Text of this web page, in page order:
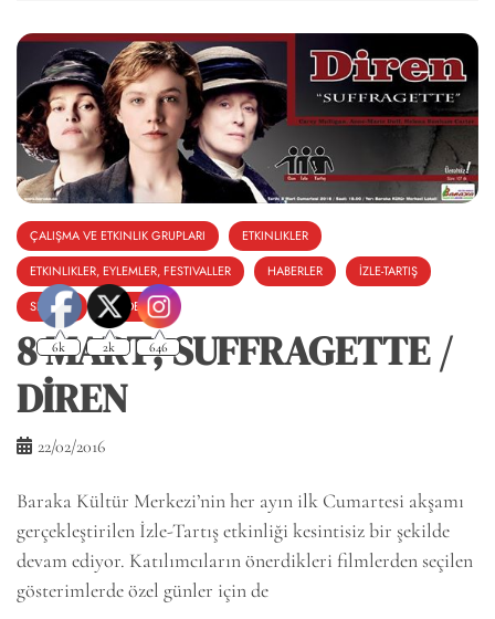
ÇALIŞMA VE ETKINLIK GRUPLARI
ETKINLIKLER
ETKINLIKLER, EYLEMLER, FESTIVALLER
HABERLER
İZLE-TARTIŞ
SINEMA
SLIDER
8 MART; SUFFRAGETTE /
DİREN
22/02/2016
Baraka Kültür Merkezi’nin her ayın ilk Cumartesi akşamı
gerçekleştirilen İzle-Tartış etkinliği kesintisiz bir şekilde
devam ediyor. Katılımcıların önerdikleri filmlerden seçilen
gösterimlerde özel günler için de
6k 2k 646